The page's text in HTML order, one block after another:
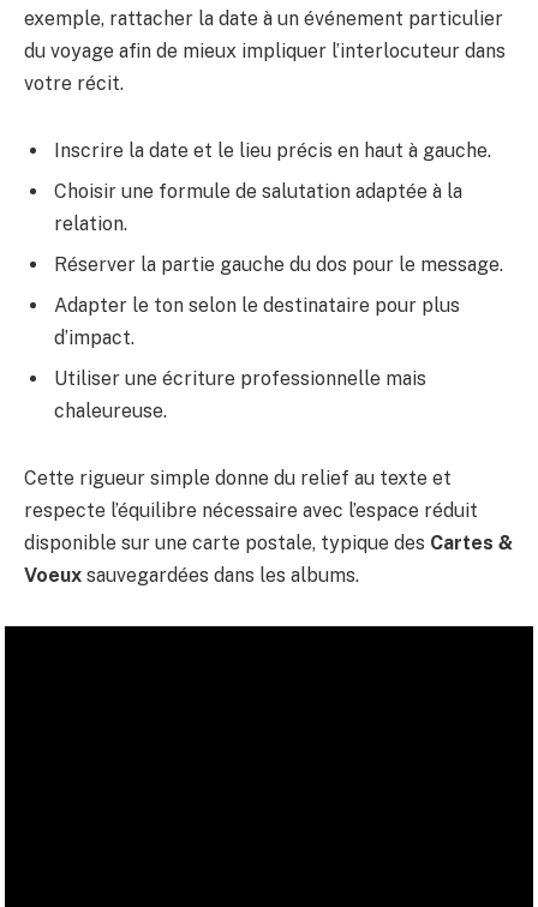
exemple, rattacher la date à un événement particulier
du voyage afin de mieux impliquer l’interlocuteur dans
votre récit.
Inscrire la date et le lieu précis en haut à gauche.
Choisir une formule de salutation adaptée à la
relation.
Réserver la partie gauche du dos pour le message.
Adapter le ton selon le destinataire pour plus
d’impact.
Utiliser une écriture professionnelle mais
chaleureuse.
Cette rigueur simple donne du relief au texte et
respecte l’équilibre nécessaire avec l’espace réduit
disponible sur une carte postale, typique des Cartes &
Voeux sauvegardées dans les albums.